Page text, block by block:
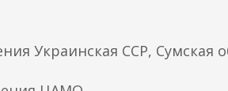
Украинская ССР, Сумская